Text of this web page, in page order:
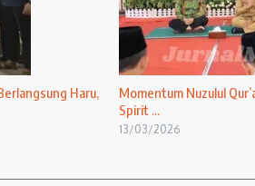
Haru,
Momentum Nuzulul
Spirit ...
13/03/2026